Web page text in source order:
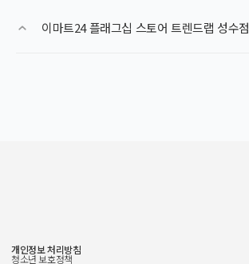
이마트24 플래그십 스토어 트렌드랩 성수점
개인정보 처리방침
청소년 보호정책